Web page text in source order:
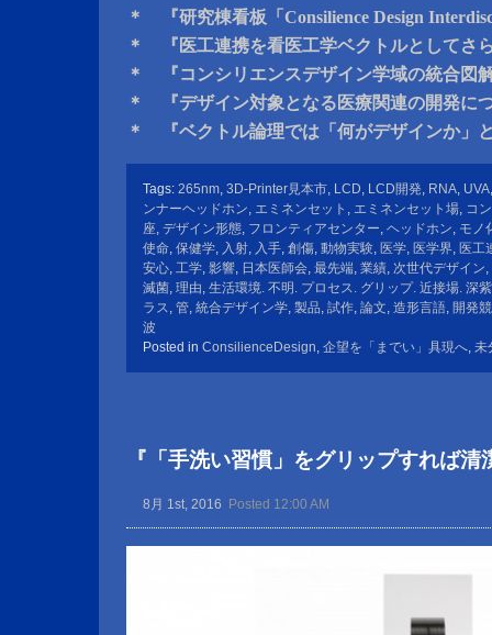
＊ 『研究棟看板「Consilience Design
＊ 『医工連携を看医工学ベクトルとしてさ
＊ 『コンシリエンスデザイン学域の統合図
＊ 『デザイン対象となる医療関連の開発に
＊ 『ベクトル論理では「何がデザインか」
Tags: 265nm, 3D-Printer見本市, LCD, LCD開発, RNA, UVA
ンナーヘッドホン, エミネンセット , エミネンセット場, コ
座, デザイン形態, フロンティアセンター, ヘッドホン, モノ
使命, 保健学, 入射, 入手, 創傷, 動物実験, 医学, 医学界, 医工
安心, 工学, 影響, 日本医師会, 最先端, 業績, 次世代デザイン,
滅菌, 理由, 生活環境. 不明. プロセス. グリップ. 近接場. 深
ラス, 管, 統合デザイン学, 製品, 試作, 論文, 造形言語, 開発
波
Posted in ConsilienceDesign, 企望を「までい」具現へ, 未
『「手洗い習慣」をグリップすれば
8月 1st, 2016 Posted 12:00 AM